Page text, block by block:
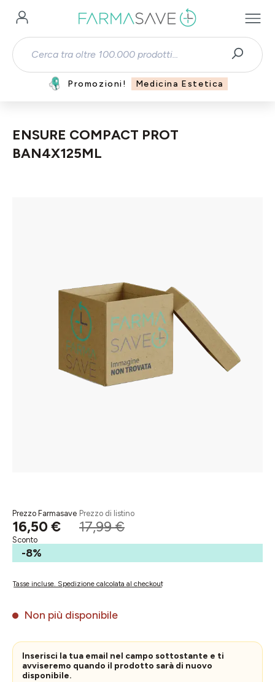
Passa al contenuto principale
Promozioni! Medicina Estetica
ENSURE COMPACT PROT
BAN4X125ML
Prezzo Farmasave
16,50 €
Prezzo di listino
17,99 €
Sconto
-8%
Tasse incluse. Spedizione calcolata al checkout
Non più disponibile
Inserisci la tua email nel campo sottostante e ti
avviseremo quando il prodotto sarà di nuovo
disponibile.